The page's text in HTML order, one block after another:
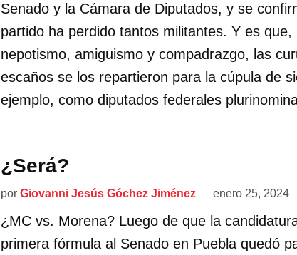
Senado y la Cámara de Diputados, y se
partido ha perdido tantos militantes. Y es que,
nepotismo, amiguismo y compadrazgo, las
escaños se los repartieron para la cúpula de
ejemplo, como diputados federales
¿Será?
por Giovanni Jesús Góchez Jiménez enero 25, 2024
¿MC vs. Morena? Luego de que la
primera fórmula al Senado en Puebla quedó